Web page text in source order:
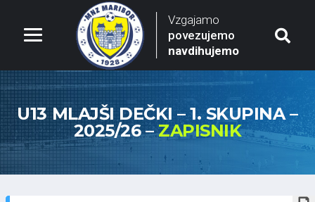
Vzgajamo
povezujemo
navdihujemo
U13 MLAJŠI DEČKI – 1. SKUPINA –
2025/26 –ZAPISNIK